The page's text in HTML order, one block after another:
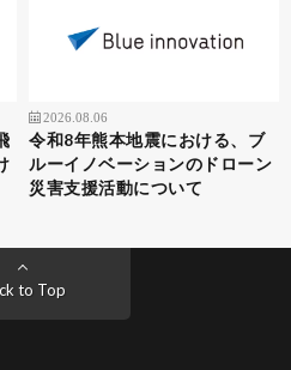
2026.08.06
令和8年熊本地震における、ブ
ルーイノベーションのドローン
災害支援活動について
to Top